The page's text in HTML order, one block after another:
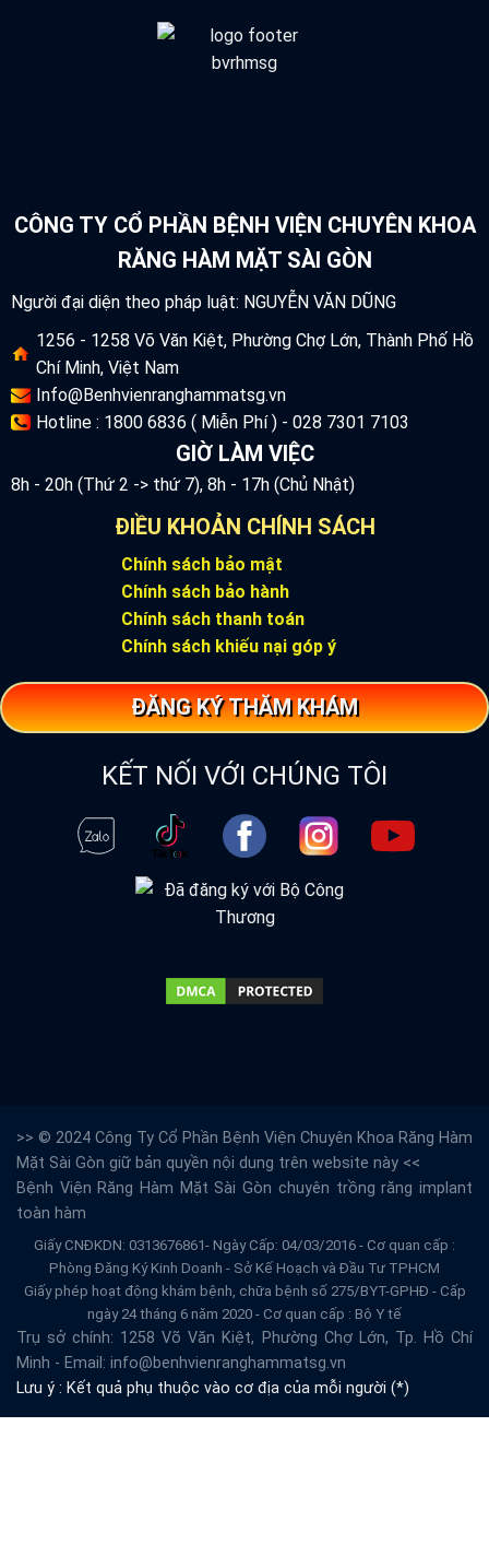
CÔNG TY CỔ PHẦN BỆNH VIỆN CHUYÊN KHOA
RĂNG HÀM MẶT SÀI GÒN
Người đại diện theo pháp luật: NGUYỄN VĂN DŨNG
1256 - 1258 Võ Văn Kiệt, Phường Chợ Lớn, Thành Phố Hồ
Chí Minh, Việt Nam
Info@Benhvienranghammatsg.vn
Hotline : 1800 6836 ( Miễn Phí ) - 028 7301 7103
GIỜ LÀM VIỆC
8h - 20h (Thứ 2 -> thứ 7), 8h - 17h (Chủ Nhật)
ĐIỀU KHOẢN CHÍNH SÁCH
Chính sách bảo mật
Chính sách bảo hành
Chính sách thanh toán
Chính sách khiếu nại góp ý
ĐĂNG KÝ THĂM KHÁM
KẾT NỐI VỚI CHÚNG TÔI
>> © 2024 Công Ty Cổ Phần Bệnh Viện Chuyên Khoa Răng Hàm
Mặt Sài Gòn giữ bản quyền nội dung trên website này <<
Bệnh Viện Răng Hàm Mặt Sài Gòn chuyên trồng răng implant
toàn hàm
Giấy CNĐKDN: 0313676861- Ngày Cấp: 04/03/2016 - Cơ quan cấp :
Phòng Đăng Ký Kinh Doanh - Sở Kế Hoạch và Đầu Tư TPHCM
Giấy phép hoạt động khám bệnh, chữa bệnh số 275/BYT-GPHĐ - Cấp
ngày 24 tháng 6 năm 2020 - Cơ quan cấp : Bộ Y tế
Trụ sở chính: 1258 Võ Văn Kiệt, Phường Chợ Lớn, Tp. Hồ Chí
Minh - Email: info@benhvienranghammatsg.vn
Lưu ý : Kết quả phụ thuộc vào cơ địa của mỗi người (*)